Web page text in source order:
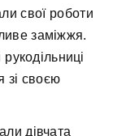
свої роботи
заміжжя.
зі своєю
дівчата